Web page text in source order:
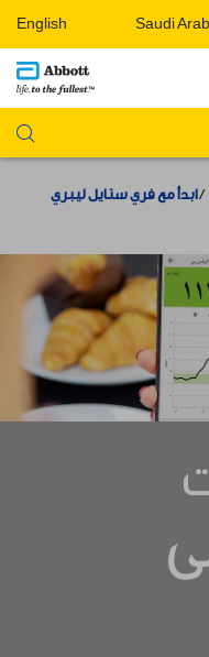
Saudi
English
مع فري ستايل ليبري